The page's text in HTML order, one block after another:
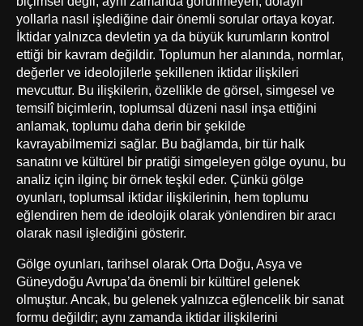
yollarla nasıl işlediğine dair önemli sorular ortaya koyar.
İktidar yalnızca devletin ya da büyük kurumların kontrol
ettiği bir kavram değildir. Toplumun her alanında, normlar,
değerler ve ideolojilerle şekillenen iktidar ilişkileri
mevcuttur. Bu ilişkilerin, özellikle de görsel, simgesel ve
temsilî biçimlerin, toplumsal düzeni nasıl inşa ettiğini
anlamak, toplumu daha derin bir şekilde
kavrayabilmemizi sağlar. Bu bağlamda, bir tür halk
sanatını ve kültürel bir pratiği simgeleyen gölge oyunu, bu
analiz için ilginç bir örnek teşkil eder. Çünkü gölge
oyunları, toplumsal iktidar ilişkilerinin, hem toplumu
eğlendiren hem de ideolojik olarak yönlendiren bir aracı
olarak nasıl işlediğini gösterir.
Gölge oyunları, tarihsel olarak Orta Doğu, Asya ve
Güneydoğu Avrupa’da önemli bir kültürel gelenek
olmuştur. Ancak, bu gelenek yalnızca eğlencelik bir sanat
formu değildir; aynı zamanda iktidar ilişkilerini